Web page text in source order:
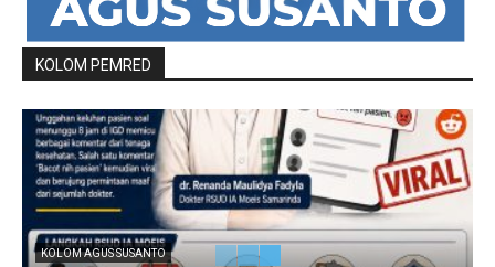
KOLOM PEMRED
KOLOM AGUS SUSANTO